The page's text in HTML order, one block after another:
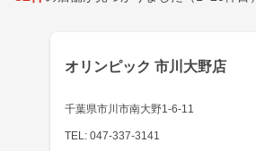
オリンピック 市川大野店
千葉県市川市南大野1-6-11
TEL: 047-337-3141